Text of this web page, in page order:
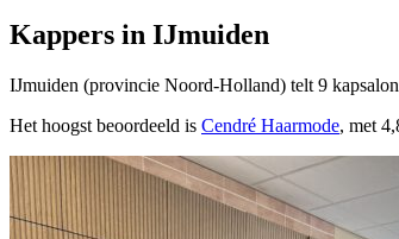
Kappers in IJmuiden
IJmuiden (provincie Noord-Holland) telt 9
Het hoogst beoordeeld is Cendré Haarmode, met